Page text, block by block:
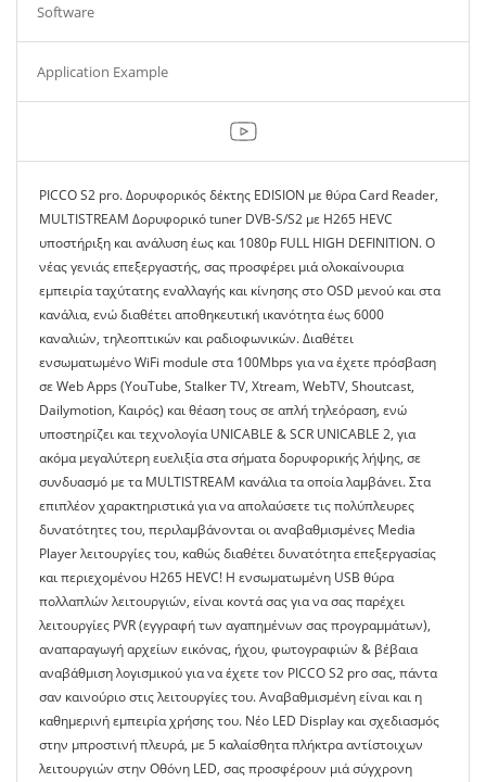
Software
Application Example
PICCO S2 pro. Δορυφορικός δέκτης EDISION με θύρα Card Reader,
MULTISTREAM Δορυφορικό tuner DVB-S/S2 με Η265 HEVC
υποστήριξη και ανάλυση έως και 1080p FULL HIGH DEFINITION. Ο
νέας γενιάς επεξεργαστής, σας προσφέρει μιά ολοκαίνουρια
εμπειρία ταχύτατης εναλλαγής και κίνησης στο OSD μενού και στα
κανάλια, ενώ διαθέτει αποθηκευτική ικανότητα έως 6000
καναλιών, τηλεοπτικών και ραδιοφωνικών. Διαθέτει
ενσωματωμένο WiFi module στα 100Mbps για να έχετε πρόσβαση
σε Web Apps (YouTube, Stalker TV, Xtream, WebTV, Shoutcast,
Dailymotion, Καιρός) και θέαση τους σε απλή τηλεόραση, ενώ
υποστηρίζει και τεχνολογία UNICABLE & SCR UNICABLE 2, για
ακόμα μεγαλύτερη ευελιξία στα σήματα δορυφορικής λήψης, σε
συνδυασμό με τα MULTISTREAM κανάλια τα οποία λαμβάνει. Στα
επιπλέον χαρακτηριστικά για να απολαύσετε τις πολύπλευρες
δυνατότητες του, περιλαμβάνονται οι αναβαθμισμένες Media
Player λειτουργίες του, καθώς διαθέτει δυνατότητα επεξεργασίας
και περιεχομένου Η265 HEVC! H ενσωματωμένη USB θύρα
πολλαπλών λειτουργιών, είναι κοντά σας για να σας παρέχει
λειτουργίες PVR (εγγραφή των αγαπημένων σας προγραμμάτων),
αναπαραγωγή αρχείων εικόνας, ήχου, φωτογραφιών & βέβαια
αναβάθμιση λογισμικού για να έχετε τον PICCO S2 pro σας, πάντα
σαν καινούριο στις λειτουργίες του. Αναβαθμισμένη είναι και η
καθημερινή εμπειρία χρήσης του. Νέο LED Display και σχεδιασμός
στην μπροστινή πλευρά, με 5 καλαίσθητα πλήκτρα αντίστοιχων
λειτουργιών στην Οθόνη LED, σας προσφέρουν μιά σύγχρονη